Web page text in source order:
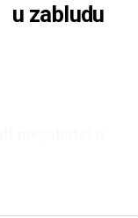
u zabludu
kvadrata
da primi prve